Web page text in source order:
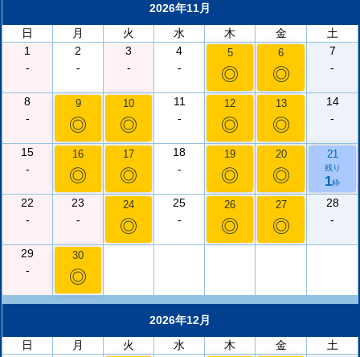
2026年11月
日
月 火 水 木 金
土
1
-
2
-
3
-
4
-
5
◎
6
◎
7
-
8
-
9
◎
10
◎
11
-
12
◎
13
◎
14
-
15
-
16
◎
17
◎
18
-
19
◎
20
◎
21
残り
1枠
22
-
23
-
24
◎
25
-
26
◎
27
◎
28
-
29
-
30
◎
2026年12月
日
月 火 水 木 金 土